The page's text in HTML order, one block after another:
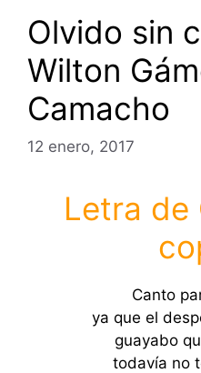
Olvido sin
Wilton
Camacho
12 enero, 2017
Letra de
Canto
ya que el
guayabo
todavía no